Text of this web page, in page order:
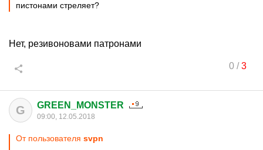
пистонами стреляет?
Нет, резивоновами патронами
0/3
G GREEN_MONSTER
09:00, 12.05.2018
От пользователя svpn